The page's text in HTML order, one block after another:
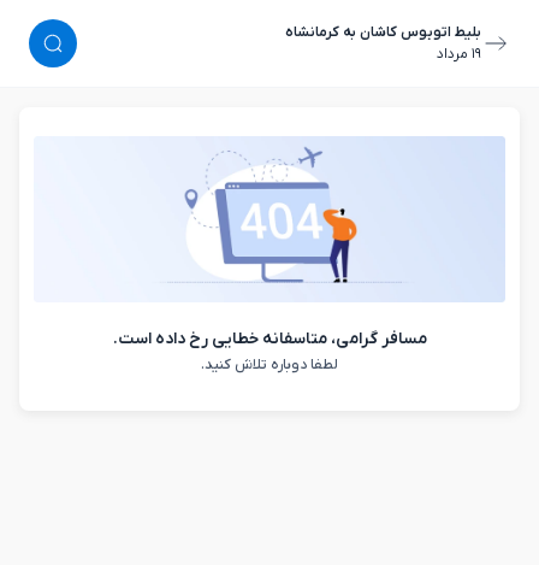
بلیط اتوبوس کاشان به کرمانشاه
١٩ مرداد
مسافر گرامی، متاسفانه خطایی رخ داده است.
لطفا دوباره تلاش کنید.